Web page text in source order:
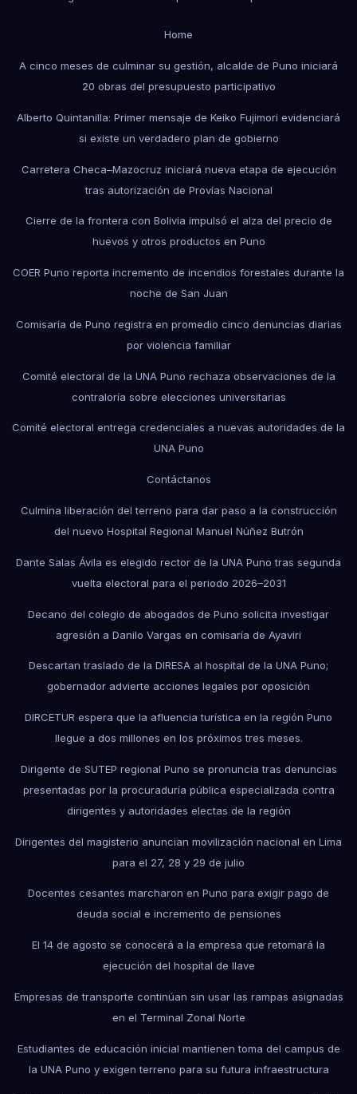
Home
A cinco meses de culminar su gestión, alcalde de Puno iniciará
20 obras del presupuesto participativo
Alberto Quintanilla: Primer mensaje de Keiko Fujimori evidenciará
si existe un verdadero plan de gobierno
Carretera Checa–Mazocruz iniciará nueva etapa de ejecución
tras autorización de Provías Nacional
Cierre de la frontera con Bolivia impulsó el alza del precio de
huevos y otros productos en Puno
COER Puno reporta incremento de incendios forestales durante la
noche de San Juan
Comisaría de Puno registra en promedio cinco denuncias diarias
por violencia familiar
Comité electoral de la UNA Puno rechaza observaciones de la
contraloría sobre elecciones universitarias
Comité electoral entrega credenciales a nuevas autoridades de la
UNA Puno
Contáctanos
Culmina liberación del terreno para dar paso a la construcción
del nuevo Hospital Regional Manuel Núñez Butrón
Dante Salas Ávila es elegido rector de la UNA Puno tras segunda
vuelta electoral para el periodo 2026–2031
Decano del colegio de abogados de Puno solicita investigar
agresión a Danilo Vargas en comisaría de Ayaviri
Descartan traslado de la DIRESA al hospital de la UNA Puno;
gobernador advierte acciones legales por oposición
DIRCETUR espera que la afluencia turística en la región Puno
llegue a dos millones en los próximos tres meses.
Dirigente de SUTEP regional Puno se pronuncia tras denuncias
presentadas por la procuraduría pública especializada contra
dirigentes y autoridades electas de la región
Dirigentes del magisterio anuncian movilización nacional en Lima
para el 27, 28 y 29 de julio
Docentes cesantes marcharon en Puno para exigir pago de
deuda social e incremento de pensiones
El 14 de agosto se conocerá a la empresa que retomará la
ejecución del hospital de Ilave
Empresas de transporte continúan sin usar las rampas asignadas
en el Terminal Zonal Norte
Estudiantes de educación inicial mantienen toma del campus de
la UNA Puno y exigen terreno para su futura infraestructura